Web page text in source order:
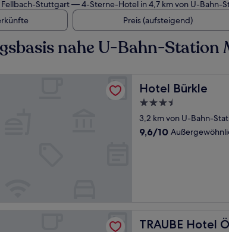
Fellbach-Stuttgart— 4-Sterne-Hotel in 4,7 km von U-Bahn-
Preis (aufsteigend)
nahe U-Bahn-Station
Hotel Bürkle
Hotel Bürkle
3.5-
Sterne-
Unterkunft
3,2 km von U-Bahn-
9.6
9,6/10
TRAUBE Hotel
TRAUBE Hotel